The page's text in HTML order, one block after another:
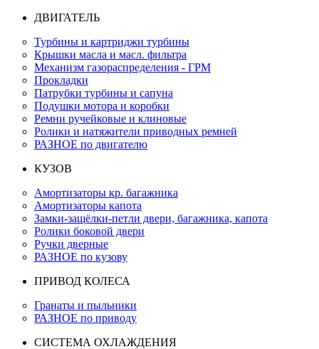
ДВИГАТЕЛЬ
Турбины и картриджи турбины
Крышки масла и масл. фильтра
Механизм газораспределения - ГРМ
Прокладки
Патрубки турбины и сапуна
Подушки мотора и коробки
Ремни ручейковые и клиновые
Ролики и натяжители приводных ремней
РАЗНОЕ по двигателю
КУЗОВ
Амортизаторы кр. багажника
Амортизаторы капота
Замки-защёлки-петли двери, багажника, капота
Ролики боковой двери
Ручки дверные
РАЗНОЕ по кузову
ПРИВОД КОЛЕСА
Гранаты и пыльники
РАЗНОЕ по приводу
СИСТЕМА ОХЛАЖДЕНИЯ